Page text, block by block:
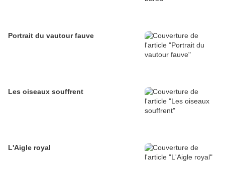
Portrait du vautour fauve
Les oiseaux souffrent
L'Aigle royal